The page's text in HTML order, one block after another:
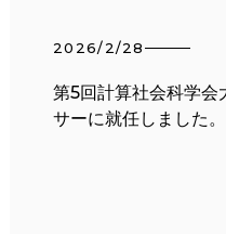
2026/2/28
第5回計算社会科学会
サーに就任しました。